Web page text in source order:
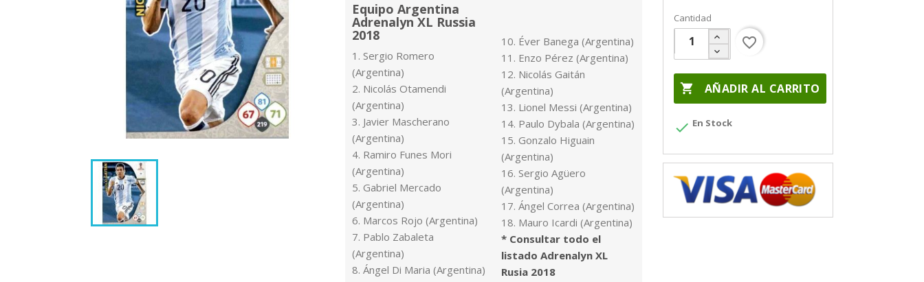
Equipo Argentina
Adrenalyn XL Russia
2018
1. Sergio Romero
(Argentina)
2. Nicolás Otamendi
(Argentina)
3. Javier Mascherano
(Argentina)
4. Ramiro Funes Mori
(Argentina)
5. Gabriel Mercado
(Argentina)
6. Marcos Rojo (Argentina)
7. Pablo Zabaleta
(Argentina)
8. Ángel Di Maria (Argentina)
10. Éver Banega (Argentina)
11. Enzo Pérez (Argentina)
12. Nicolás Gaitán
(Argentina)
13. Lionel Messi (Argentina)
14. Paulo Dybala (Argentina)
15. Gonzalo Higuain
(Argentina)
16. Sergio Agüero
(Argentina)
17. Ángel Correa (Argentina)
18. Mauro Icardi (Argentina)
* Consultar todo el
listado Adrenalyn XL
Rusia 2018
Cantidad
 AÑADIR AL CARRITO
favorite_border
 En Stock